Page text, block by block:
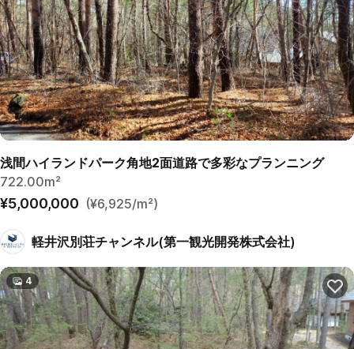
浅間ハイランドパーク角地2面道路で多彩なプランニング
722.00m²
¥5,000,000 (¥6,925/m²)
軽井沢別荘チャンネル(第一観光開発株式会社)
4